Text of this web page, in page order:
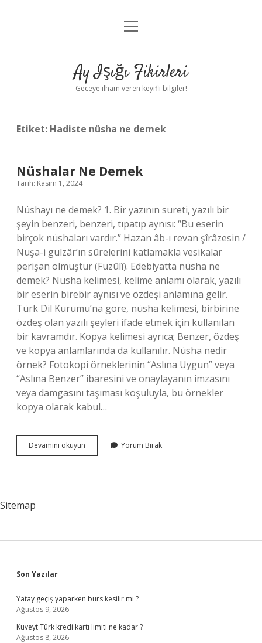
Anasayfa
Yasal Uyarı
menüyü
Ay Işığı Fikirleri
Geceye ilham veren keyifli bilgiler!
Etiket: Hadiste nüsha ne demek
Nüshalar Ne Demek
Tarih: Kasım 1, 2024
Nüshayı ne demek? 1. Bir yazının sureti, yazılı bir
şeyin benzeri, benzeri, tıpatıp aynısı: “Bu eserin
birçok nüshaları vardır.” Hazan âb-ı revan şîrâzesin /
Nuşa-i gulzâr’ın sûrelerini katlamakla vesikalar
perişan olmuştur (Fuzûlî). Edebiyatta nüsha ne
demek? Nusha kelimesi, kelime anlamı olarak, yazılı
bir eserin birebir aynısı ve özdeşi anlamına gelir.
Türk Dil Kurumu’na göre, nüsha kelimesi, birbirine
özdeş olan yazılı şeyleri ifade etmek için kullanılan
bir kavramdır. Kopya kelimesi ayrıca; Benzer, özdeş
ve kopya anlamlarında da kullanılır. Nüsha nedir
örnek? Fotokopi örneklerinin “Aslına Uygun” veya
“Aslına Benzer” ibaresini ve onaylayanın imzasını
veya damgasını taşıması koşuluyla, bu örnekler
kopya olarak kabul…
Devamını okuyun Nüshalar
Ne
Yorum Bırak
Sitemap
Sidebar
Son Yazılar
Yatay geçiş yaparken burs kesilir mi ?
Ağustos 9, 2026
Kuveyt Türk kredi kartı limiti ne kadar ?
Ağustos 8, 2026